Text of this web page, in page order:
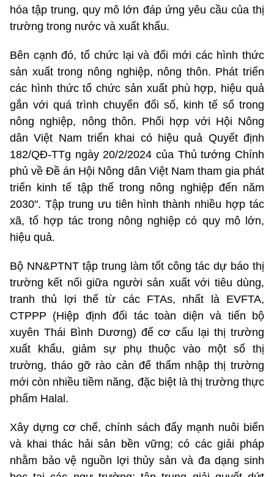
hóa tập trung, quy mô lớn đáp ứng yêu cầu của thị
trường trong nước và xuất khẩu.
Bên cạnh đó, tổ chức lại và đổi mới các hình thức
sản xuất trong nông nghiệp, nông thôn. Phát triển
các hình thức tổ chức sản xuất phù hợp, hiệu quả
gắn với quá trình chuyển đổi số, kinh tế số trong
nông nghiệp, nông thôn. Phối hợp với Hội Nông
dân Việt Nam triển khai có hiệu quả Quyết định
182/QĐ-TTg ngày 20/2/2024 của Thủ tướng Chính
phủ về Đề án Hội Nông dân Việt Nam tham gia phát
triển kinh tế tập thể trong nông nghiệp đến năm
2030". Tập trung ưu tiên hình thành nhiều hợp tác
xã, tổ hợp tác trong nông nghiệp có quy mô lớn,
hiệu quả.
Bộ NN&PTNT tập trung làm tốt công tác dự báo thị
trường kết nối giữa người sản xuất với tiêu dùng,
tranh thủ lợi thế từ các FTAs, nhất là EVFTA,
CTPPP (Hiệp định đối tác toàn diện và tiến bộ
xuyên Thái Bình Dương) để cơ cấu lại thị trường
xuất khẩu, giảm sự phụ thuộc vào một số thị
trường, tháo gỡ rào cản để thẩm nhập thị trường
mới còn nhiều tiềm năng, đặc biệt là thị trường thực
phẩm Halal.
Xây dựng cơ chế, chính sách đẩy mạnh nuôi biển
và khai thác hải sản bền vững; có các giải pháp
nhằm bảo vệ nguồn lợi thủy sản và đa dạng sinh